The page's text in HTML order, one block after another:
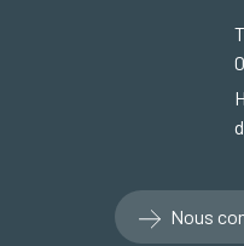
Nous